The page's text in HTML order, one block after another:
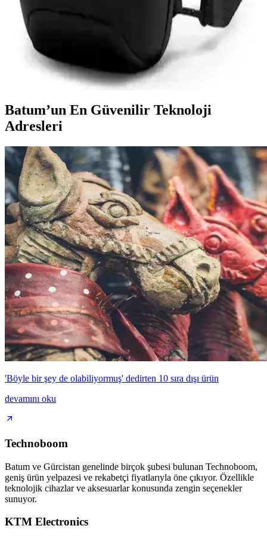
Mark Ryden Lexus MR-7510 USB Şarj Portlu
Omuz Çantası İnceleme ve Özellikleri
Lexus MR-7510, suya dayanıklı Oxford kumaş, USB şarj portu ve
düzenleyici cepleriyle günlük kullanımda pratik ve şık bir omuz
Batum’un En Güvenilir Teknoloji
Adresleri
'Böyle bir şey de olabiliyormuş' dedirten 10 sıra dışı ürün
devamını oku
Technoboom
Batum ve Gürcistan genelinde birçok şubesi bulunan Technoboom,
geniş ürün yelpazesi ve rekabetçi fiyatlarıyla öne çıkıyor. Özellikle
teknolojik cihazlar ve aksesuarlar konusunda zengin seçenekler
sunuyor.
KTM Electronics